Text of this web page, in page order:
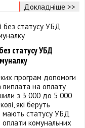
Докладніше >>
статусу УБД
програм допомоги
виплата на оплату
з 3 000 до 5 000
які беруть
мають статусу УБД
комунальних